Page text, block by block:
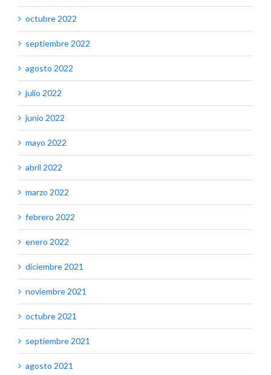
octubre 2022
septiembre 2022
agosto 2022
julio 2022
junio 2022
mayo 2022
abril 2022
marzo 2022
febrero 2022
enero 2022
diciembre 2021
noviembre 2021
octubre 2021
septiembre 2021
agosto 2021